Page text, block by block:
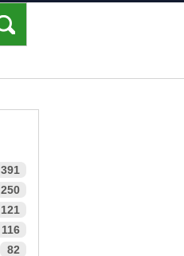
391
250
121
116
82